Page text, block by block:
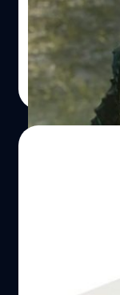
Scalebound เก
วงศกร ปฐมชัยวัฒน์
Read More
ไมโครซอฟ
S ที่รองรับ
ไมโครซอฟท์ ป
วงศกร ปฐมชัยวัฒน์